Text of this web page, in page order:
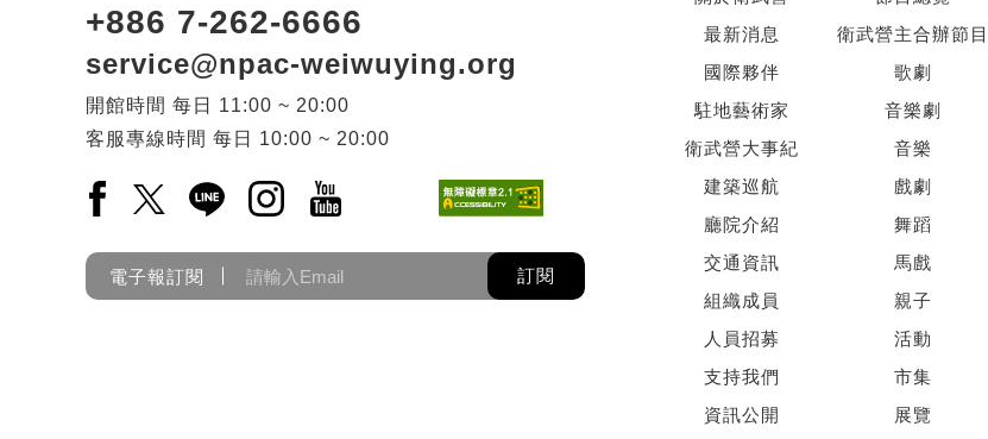
+886 7-262-6666
service@npac-weiwuying.org
開館時間 每日
11:00 ~ 20:00
客服專線時間 每日 10:00 ~ 20:00
Facebook(另開新視窗)
X(另開新視窗)
LINE(另開新視窗)
Instagram(另開新視窗)
YouTube(另開新視窗)
電子報訂閱 訂閱
最新消息
國際夥伴
駐地藝術家
衛武營大事紀
建築巡航
廳院介紹
交通資訊
組織成員
人員招募
支持我們
資訊公開
衛武營主合辦節目
歌劇
音樂劇
音樂
戲劇
舞蹈
馬戲
親子
活動
市集
展覽